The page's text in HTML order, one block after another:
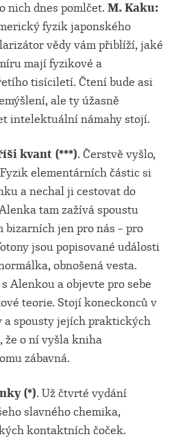
nich dnes pomlčet. M. Kaku:
fyzik japonského
vědy vám přiblíží, jaké
mají fyzikové a
tisíciletí. Čtení bude asi
ale ty úžasně
intelektuální námahy stojí.
kvant (***). Čerstvě vyšlo,
elementárních částic si
a nechal ji cestovat do
tam zažívá spoustu
bizarních jen pro nás – pro
jsou popisované události
obnošená vesta.
Alenkou a objevte pro sebe
teorie. Stojí koneckonců v
a spousty jejích praktických
že o ní vyšla kniha
zábavná.
(*). Už čtvrté vydání
slavného chemika,
kontaktních čoček.